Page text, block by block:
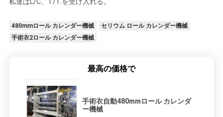
私達はL/C、T/T.を受け入れる。
480mmロール カレンダー機械
セリウム ロール カレンダー機械
手術衣2ロール カレンダー機械
最高の価格で
手術衣自動480mmロール カレンダ
ー機械